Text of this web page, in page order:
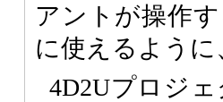
アントが操作
に使えるよう
4D2Uプロジ